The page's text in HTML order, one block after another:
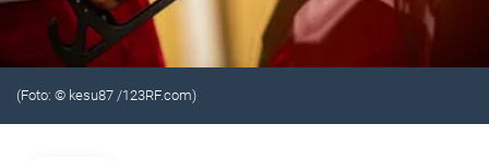
(Foto: © kesu87 /123RF.com)